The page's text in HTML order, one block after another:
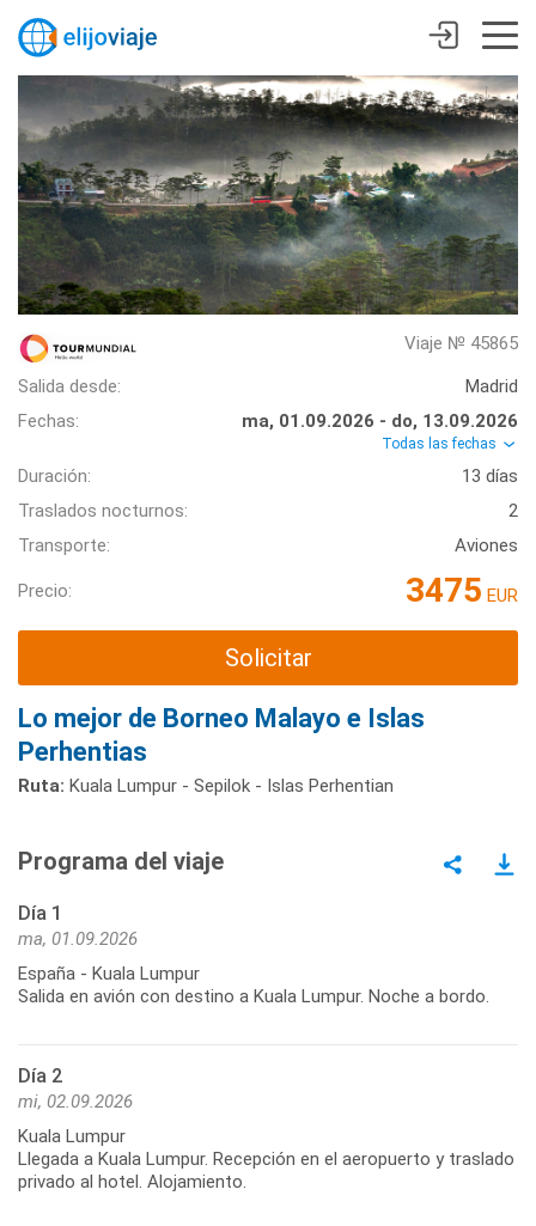
Viaje № 45865
Salida desde:
Madrid
Fechas:
ma, 01.09.2026 - do, 13.09.2026
Todas las fechas
Duración:
13 días
Traslados nocturnos:
2
Transporte:
Aviones
Precio: 3475 EUR
Solicitar
Lo mejor de Borneo Malayo e Islas
Perhentias
Ruta: Kuala Lumpur - Sepilok - Islas Perhentian
Programa del viaje
Día 1
ma, 01.09.2026
España - Kuala Lumpur
Salida en avión con destino a Kuala Lumpur. Noche a bordo.
Día 2
mi, 02.09.2026
Kuala Lumpur
Llegada a Kuala Lumpur. Recepción en el aeropuerto y traslado
privado al hotel. Alojamiento.